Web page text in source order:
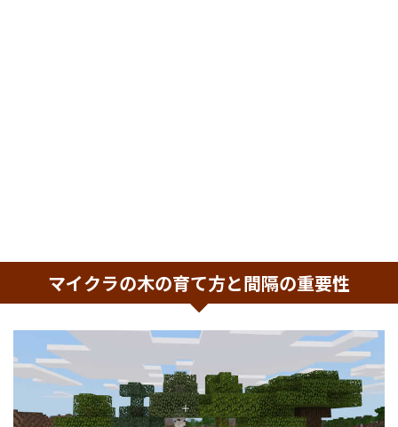
マイクラの木の育て方と間隔の重要性